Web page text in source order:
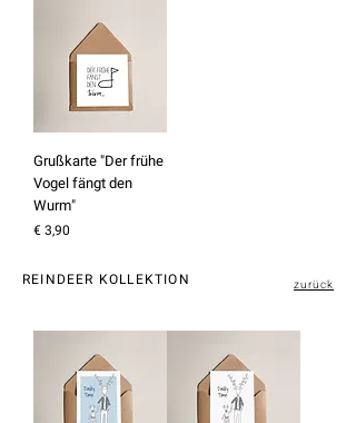
Grußkarte "Der frühe
Vogel fängt den
Wurm"
Preis
€ 3,90
REINDEER KOLLEKTION zurück